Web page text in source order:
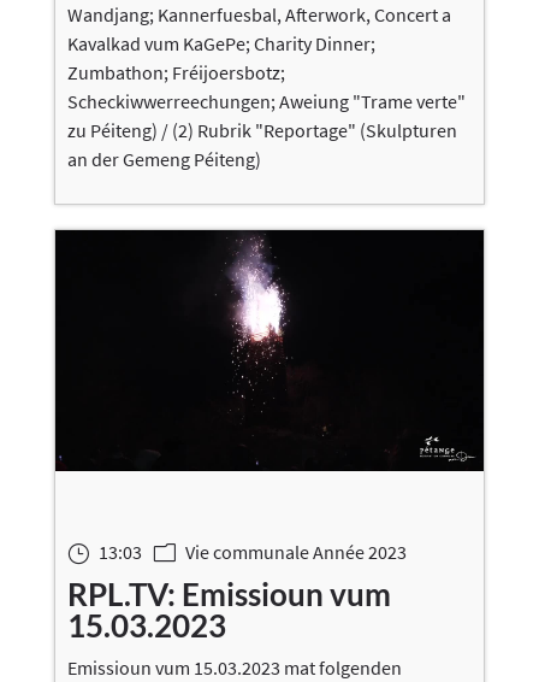
Wandjang; Kannerfuesbal, Afterwork, Concert a
Kavalkad vum KaGePe; Charity Dinner;
Zumbathon; Fréijoersbotz;
Scheckiwwerreechungen; Aweiung "Trame verte"
zu Péiteng) / (2) Rubrik "Reportage" (Skulpturen
an der Gemeng Péiteng)
} 13:03 m Vie communale Année 2023
RPL.TV: Emissioun vum
15.03.2023
Emissioun vum 15.03.2023 mat folgenden